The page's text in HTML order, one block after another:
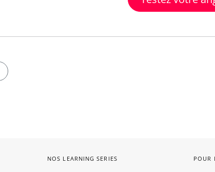
NOS LEARNING SERIES POUR